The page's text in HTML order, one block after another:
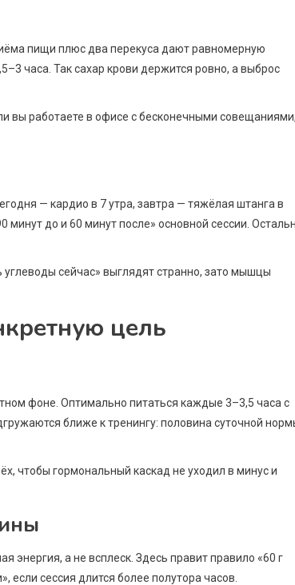
пищи плюс два перекуса дают равномерную
часа. Так сахар крови держится ровно, а выброс
вы работаете в офисе с бесконечными совещаниями,
— кардио в 7 утра, завтра — тяжёлая штанга в
минут до и 60 минут после» основной сессии.
сейчас» выглядят странно, зато мышцы
цель
фоне. Оптимально питаться каждые 3–3,5 часа с
ближе к тренингу: половина суточной
чтобы гормональный каскад не уходил в минус и
энергия, а не всплеск. Здесь правит правило «60 г
если сессия длится более полутора часов.